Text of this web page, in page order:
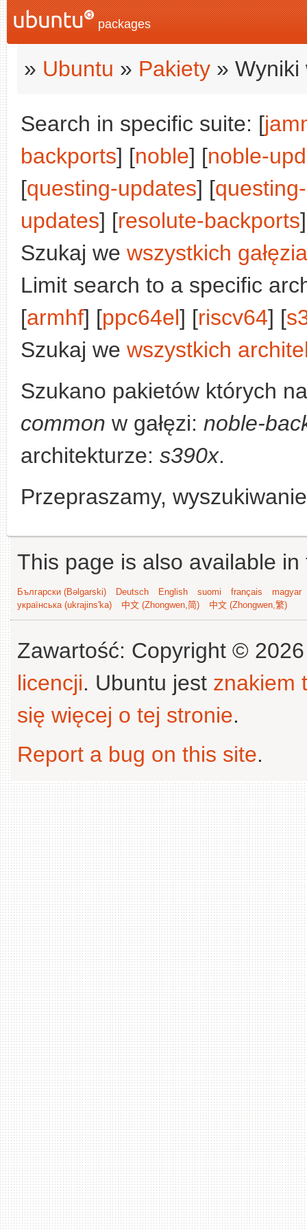
packages
» Ubuntu » Pakiety » Wyniki
Search in specific suite: [
backports] [noble] [noble-
[questing-updates] [
updates] [resolute-backports
Szukaj we wszystkich
Limit search to a specific
[armhf] [ppc64el] [riscv64] [
Szukaj we wszystkich
Szukano pakietów których
common w gałęzi: noble-
architekturze: s390x.
Przepraszamy,
This page is also available
Български (Bəlgarski) Deutsch English suomi français
magyar
українська (ukrajins'ka)
中文 (Zhongwen,简) 中文 (Zhongwen,繁)
Zawartość: Copyright ©
licencji. Ubuntu jest znakiem
się więcej o tej stronie.
Report a bug on this site.